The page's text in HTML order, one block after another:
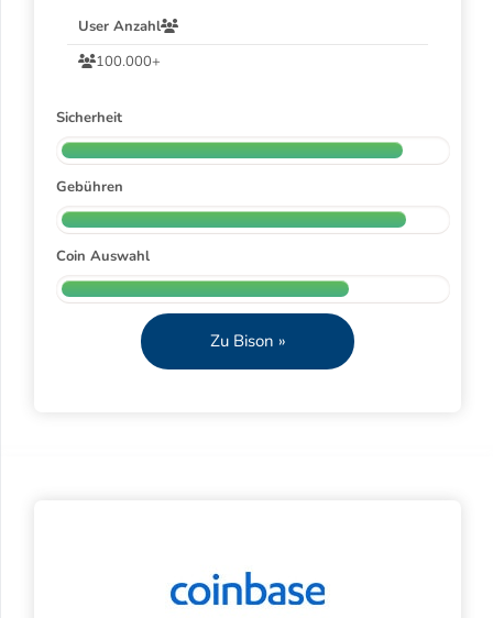
User Anzahl
100.000+
Sicherheit
Gebühren
Coin Auswahl
Zu Bison »